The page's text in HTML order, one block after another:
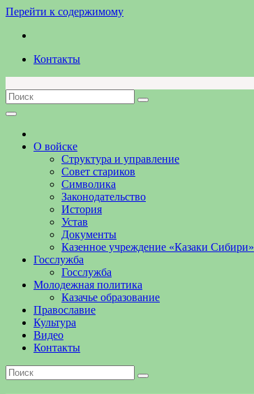
Перейти к содержимому
Контакты
О войске
Структура и управление
Совет стариков
Символика
Законодательство
История
Устав
Документы
Казенное учреждение «Казаки Сибири»
Госслужба
Госслужба
Молодежная политика
Казачье образование
Православие
Культура
Видео
Контакты